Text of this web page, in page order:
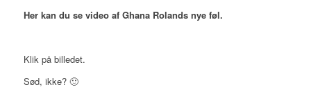
Her kan du se video af Ghana Rolands nye føl.
Klik på billedet.
Sød, ikke? 🙂